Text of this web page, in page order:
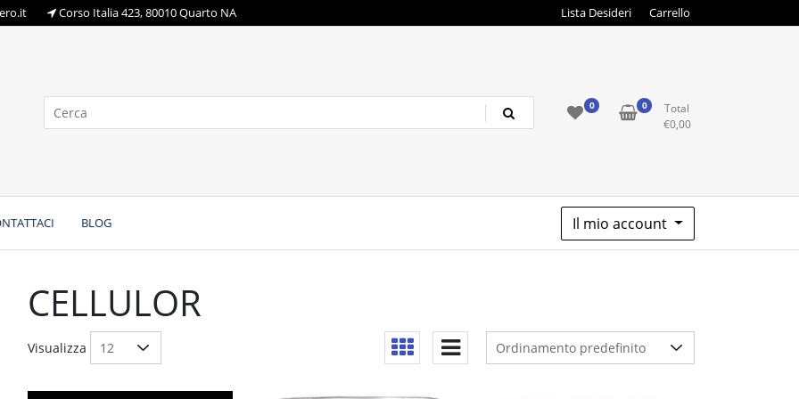
Corso Italia 423, 80010 Quarto NA Lista Desideri Carrello
0 0
Total
€0,00
BLOG Il mio account
CELLULOR
Visualizza